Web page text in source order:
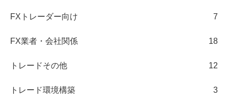
FXトレーダー向け 7
FX業者・会社関係 18
トレードその他 12
トレード環境構築 3